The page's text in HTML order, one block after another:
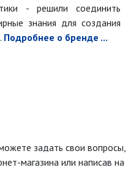
- решили соединить
знания для создания
Подробнее о бренде ...
задать свои вопросы,
магазина или написав на